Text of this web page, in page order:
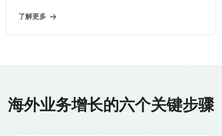
了解更多
海外业务增长的六个关键步骤